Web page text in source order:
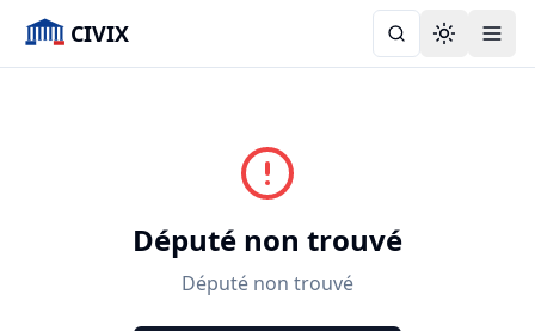
CIVIX Toggle
Député non trouvé
Député non trouvé